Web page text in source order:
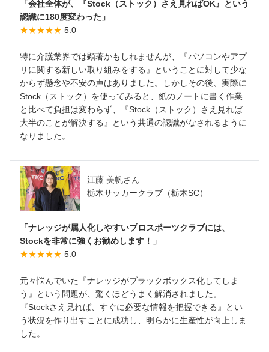
「会社全体が、『Stock（ストック）さえ見ればOK』という
認識に180度変わった」
★★★★★ 5.0
特に介護業界では顕著かもしれませんが、『パソコンやアプ
リに関する新しい取り組みをする』ということに対して少な
からず懸念や不安の声はありました。しかしその後、実際に
Stock（ストック）を使ってみると、紙のノートに書く作業
と比べて負担は変わらず、『Stock（ストック）さえ見れば
大半のことが解決する』という共通の認識がなされるように
なりました。
江藤 美帆さん
栃木サッカークラブ（栃木SC）
「ナレッジが属人化しやすいプロスポーツクラブには、
Stockを非常に強くお勧めします！」
★★★★★ 5.0
元々悩んでいた『ナレッジがブラックボックス化してしま
う』という問題が、驚くほどうまく解消されました。
『Stockさえ見れば、すぐに必要な情報を把握できる』とい
う状況を作り出すことに成功し、明らかに生産性が向上しま
した。